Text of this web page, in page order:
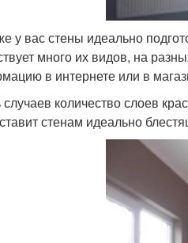
у вас стены идеально
много их видов, на
в интернете или в
количество слоев
стенам идеально